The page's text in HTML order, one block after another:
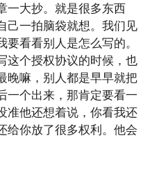
一大抄。就是很多东西
己一拍脑袋就想。我们见
看看别人是怎么写的。
这个授权协议的时候，也
晚嘛，别人都是早早就把
一个出来，那肯定要看一
准他还想着说，你看我还
给你放了很多权利。他会